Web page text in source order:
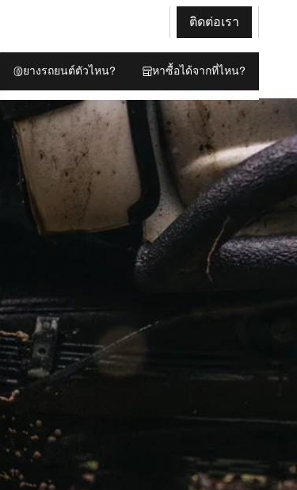
ติดต่อเรา
ยางรถยนต์ตัวไหน? หาซื้อได้จากที่ไหน?